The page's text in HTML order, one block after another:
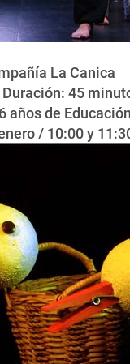
La Canica
45
años de
/ 10:00 y